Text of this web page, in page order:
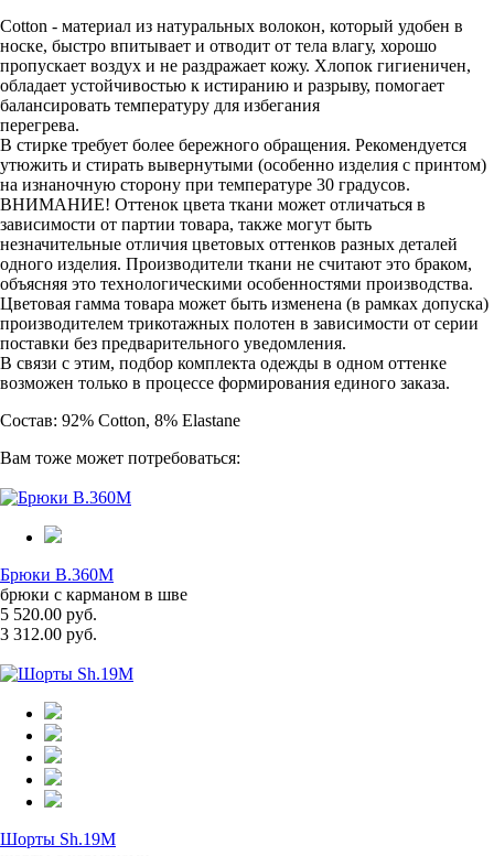
Cotton - материал из натуральных волокон, который удобен в
носке, быстро впитывает и отводит от тела влагу, хорошо
пропускает воздух и не раздражает кожу. Хлопок гигиеничен,
обладает устойчивостью к истиранию и разрыву, помогает
балансировать температуру для избегания
перегрева.
В стирке требует более бережного обращения. Рекомендуется
утюжить и стирать вывернутыми (особенно изделия с принтом)
на изнаночную сторону при температуре 30 градусов.
ВНИМАНИЕ! Оттенок цвета ткани может отличаться в
зависимости от партии товара, также могут быть
незначительные отличия цветовых оттенков разных деталей
одного изделия. Производители ткани не считают это браком,
объясняя это технологическими особенностями производства.
Цветовая гамма товара может быть изменена (в рамках допуска)
производителем трикотажных полотен в зависимости от серии
поставки без предварительного уведомления.
В связи с этим, подбор комплекта одежды в одном оттенке
возможен только в процессе формирования единого заказа.
Состав: 92% Cotton, 8% Elastane
Вам тоже может потребоваться:
Брюки B.360M
брюки с карманом в шве
5 520.00 руб.
3 312.00 руб.
Шорты Sh.19M